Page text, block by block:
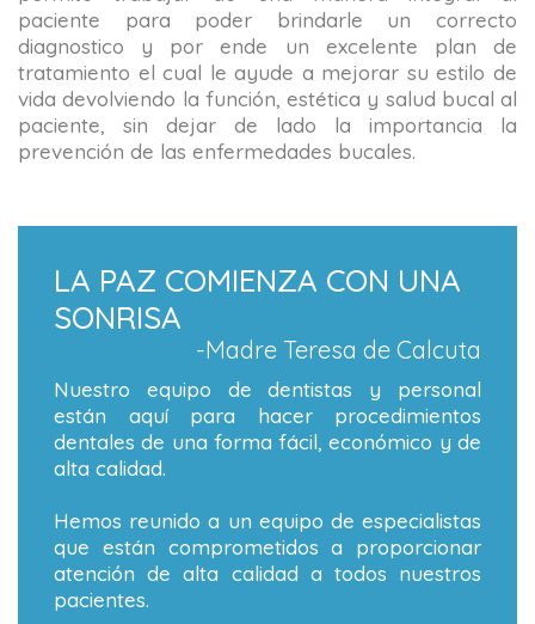
paciente para poder brindarle un correcto
diagnostico y por ende un excelente plan de
tratamiento el cual le ayude a mejorar su estilo de
vida devolviendo la función, estética y salud bucal al
paciente, sin dejar de lado la importancia la
prevención de las enfermedades bucales.
LA PAZ COMIENZA CON UNA
SONRISA
-Madre Teresa de Calcuta
Nuestro equipo de dentistas y personal
están aquí para hacer procedimientos
dentales de una forma fácil, económico y de
alta calidad.
Hemos reunido a un equipo de especialistas
que están comprometidos a proporcionar
atención de alta calidad a todos nuestros
pacientes.